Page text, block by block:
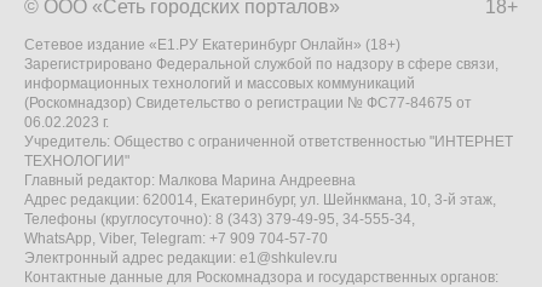
18+
© ООО «Сеть городских порталов»
Сетевое издание «Е1.РУ Екатеринбург Онлайн» (18+)
Зарегистрировано Федеральной службой по надзору в сфере связи,
информационных технологий и массовых коммуникаций
(Роскомнадзор) Свидетельство о регистрации № ФС77-84675 от
06.02.2023 г.
Учредитель: Общество с ограниченной ответственностью "ИНТЕРНЕТ
ТЕХНОЛОГИИ"
Главный редактор: Малкова Марина Андреевна
Адрес редакции: 620014, Екатеринбург, ул. Шейнкмана, 10, 3-й этаж,
Телефоны (круглосуточно): 8 (343) 379-49-95, 34-555-34,
WhatsApp, Viber, Telegram: +7 909 704-57-70
Электронный адрес редакции: e1@shkulev.ru
Контактные данные для Роскомнадзора и государственных органов: